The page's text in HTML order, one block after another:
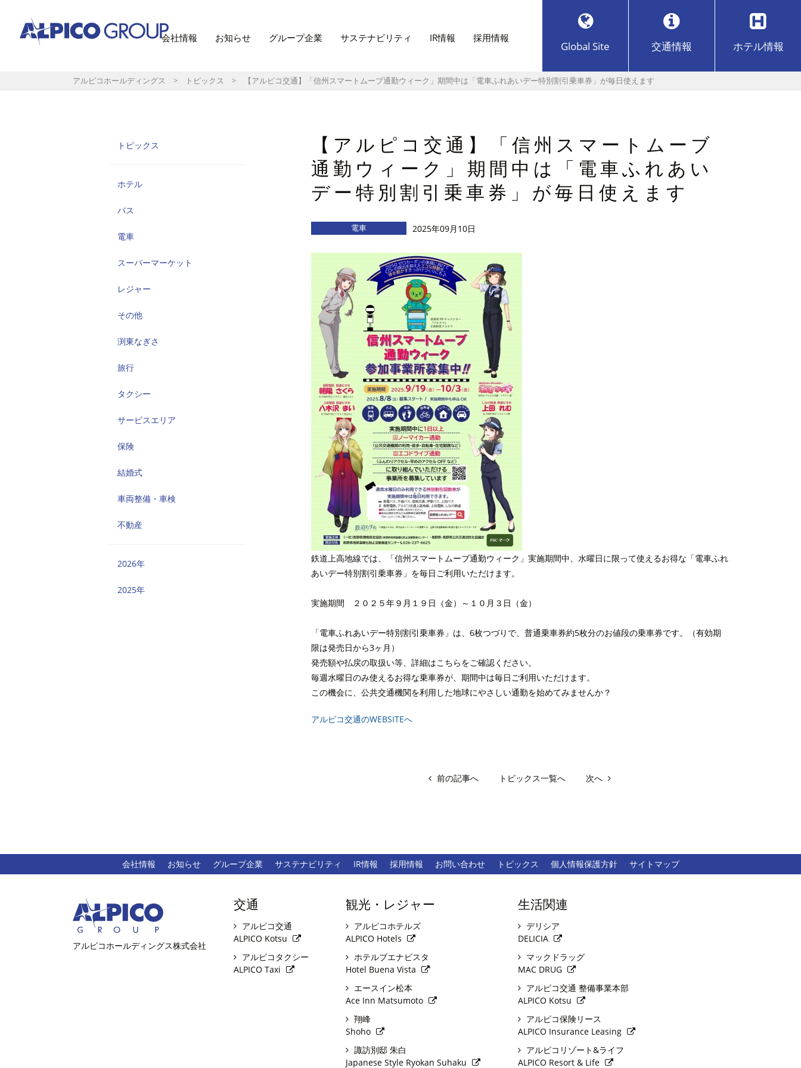
会社情報 お知らせ グループ企業 サステナビリティ IR情報 採用情報
Global Site 交通情報 ホテル情報
アルピコホールディングス > トピックス > 【アルピコ交通】「信州スマートムーブ通勤ウィーク」期間中は「電車ふれあいデー特別割引乗車券」が毎日使えます
トピックス
ホテル
バス
電車
スーパーマーケット
レジャー
その他
渕東なぎさ
旅行
タクシー
サービスエリア
保険
結婚式
車両整備・車検
不動産
2026年
2025年
【アルピコ交通】「信州スマートムーブ
通勤ウィーク」期間中は「電車ふれあい
デー特別割引乗車券」が毎日使えます
電車 2025年09月10日
鉄道上高地線では、「信州スマートムーブ通勤ウィーク」実施期間中、水曜日に限って使えるお得な「電車ふれ
あいデー特別割引乗車券」を毎日ご利用いただけます。
実施期間 ２０２５年９月１９日（金）～１０月３日（金）
「電車ふれあいデー特別割引乗車券」は、6枚つづりで、普通乗車券約5枚分のお値段の乗車券です。（有効期
限は発売日から3ヶ月）
発売額や払戻の取扱い等、詳細はこちらをご確認ください。
毎週水曜日のみ使えるお得な乗車券が、期間中は毎日ご利用いただけます。
この機会に、公共交通機関を利用した地球にやさしい通勤を始めてみませんか？
アルピコ交通のWEBSITEへ
前の記事へ トピックス一覧へ 次へ
会社情報 お知らせ グループ企業 サステナビリティ IR情報 採用情報 お問い合わせ トピックス 個人情報保護方針 サイトマップ
アルピコホールディングス株式会社
交通
アルピコ交通
ALPICO Kotsu
アルピコタクシー
ALPICO Taxi
観光・レジャー
アルピコホテルズ
ALPICO Hotels
ホテルブエナビスタ
Hotel Buena Vista
エースイン松本
Ace Inn Matsumoto
翔峰
Shoho
諏訪別邸 朱白
Japanese Style Ryokan Suhaku
生活関連
デリシア
DELICIA
マックドラッグ
MAC DRUG
アルピコ交通 整備事業本部
ALPICO Kotsu
アルピコ保険リース
ALPICO Insurance Leasing
アルピコリゾート&ライフ
ALPICO Resort & Life